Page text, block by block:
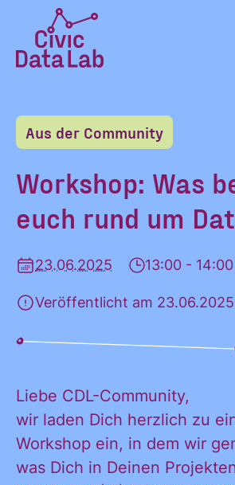
Inhalt
springen
Lab
Startseite
LERNEN
MACHEN
BLOG
ÜBER UNS
KONTAKT
Aus der Community
Workshop: Was
euch rund um
23.06.2025 13:00 - 14:00
Veröffentlicht am 23.06.2025
Liebe CDL-Community,
wir laden Dich herzlich zu
Workshop ein, in dem wir
was Dich in Deinen